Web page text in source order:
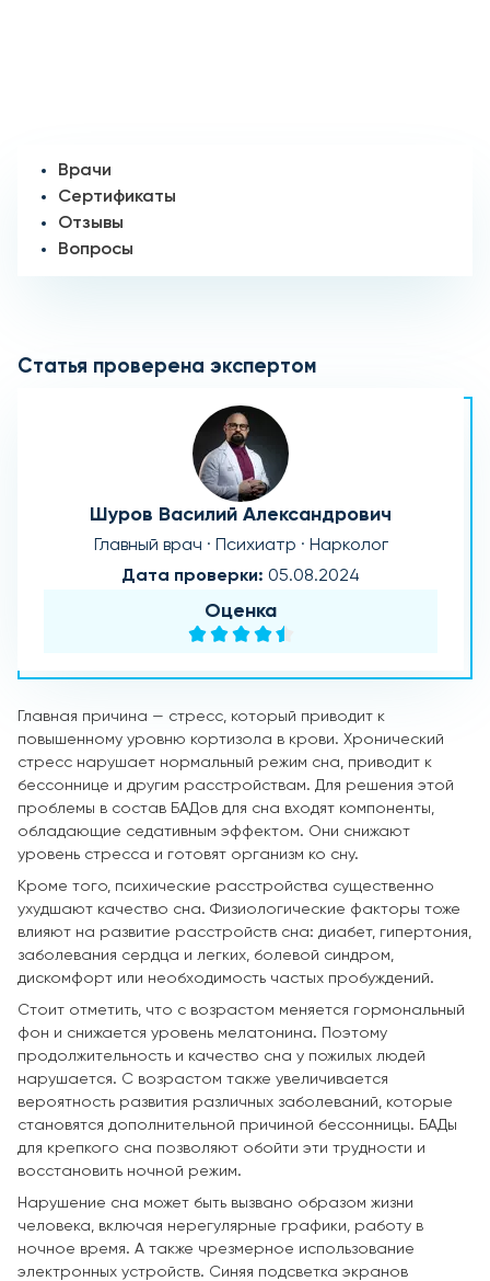
Врачи
Сертификаты
Отзывы
Вопросы
Статья проверена экспертом
Шуров Василий Александрович
Главный врач · Психиатр · Нарколог
Дата проверки: 05.08.2024
Оценка
Главная причина — стресс, который приводит к
повышенному уровню кортизола в крови. Хронический
стресс нарушает нормальный режим сна, приводит к
бессоннице и другим расстройствам. Для решения этой
проблемы в состав БАДов для сна входят компоненты,
обладающие седативным эффектом. Они снижают
уровень стресса и готовят организм ко сну.
Кроме того, психические расстройства существенно
ухудшают качество сна. Физиологические факторы тоже
влияют на развитие расстройств сна: диабет, гипертония,
заболевания сердца и легких, болевой синдром,
дискомфорт или необходимость частых пробуждений.
Стоит отметить, что с возрастом меняется гормональный
фон и снижается уровень мелатонина. Поэтому
продолжительность и качество сна у пожилых людей
нарушается. С возрастом также увеличивается
вероятность развития различных заболеваний, которые
становятся дополнительной причиной бессонницы. БАДы
для крепкого сна позволяют обойти эти трудности и
восстановить ночной режим.
Нарушение сна может быть вызвано образом жизни
человека, включая нерегулярные графики, работу в
ночное время. А также чрезмерное использование
электронных устройств. Синяя подсветка экранов